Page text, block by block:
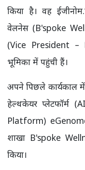
किया है। वह
वेलनेस (B'spoke
(Vice President
भूमिका में पहुंची हैं।
अपने पिछले कार्यकाल
हेल्थकेयर प्लेटफॉर्म
Platform)
शाखा B'spoke
किया।